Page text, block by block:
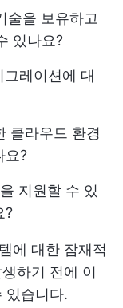
술을 보유하고
있나요?
레이션에 대
클라우드 환경
요?
지원할 수 있
?
에 대한 잠재적
하기 전에 이
있습니다.